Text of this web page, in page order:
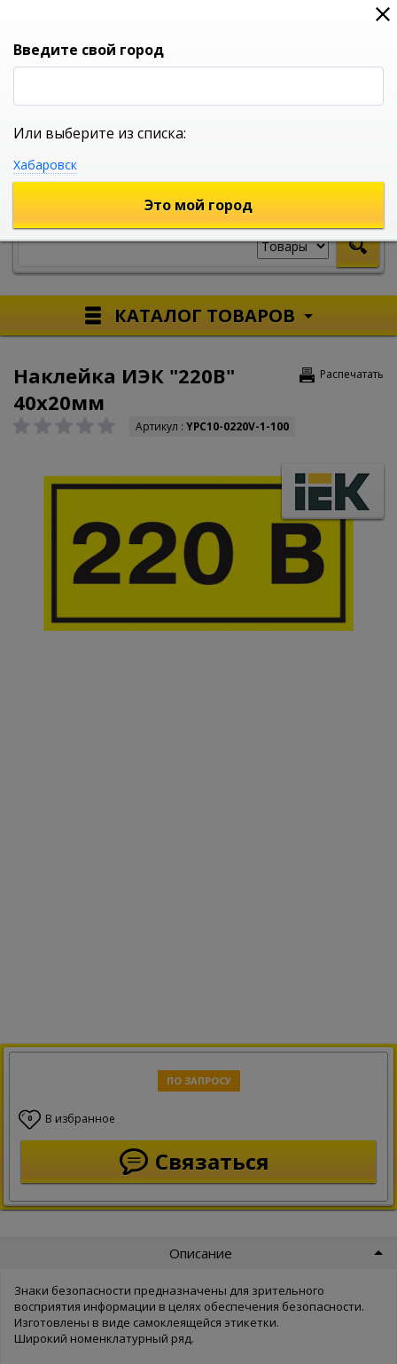
0
УНИВЕРСАЛЬНЫЙ ИНТЕРНЕТ МАГАЗИН
КАТАЛОГ ТОВАРОВ
Распечатать
Наклейка ИЭК "220В"
40х20мм
Артикул : YPC10-0220V-1-100
ПО ЗАПРОСУ
0 В избранное
Связаться
Описание
Знаки безопасности предназначены для зрительного
восприятия информации в целях обеспечения безопасности.
Изготовлены в виде самоклеящейся этикетки.
Широкий номенклатурный ряд.
Введите свой город
Или выберите из списка:
Хабаровск
Это мой город